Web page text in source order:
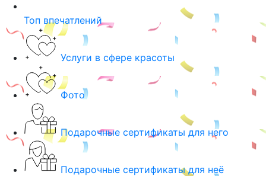
Топ впечатлений
Услуги в сфере красоты
Фото
Подарочные сертификаты для него
Подарочные сертификаты для неё